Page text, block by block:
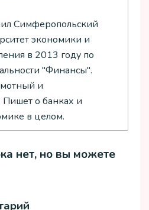
Симферопольский
экономики и
в 2013 году по
"Финансы".
и
о банках и
в целом.
нет, но вы можете